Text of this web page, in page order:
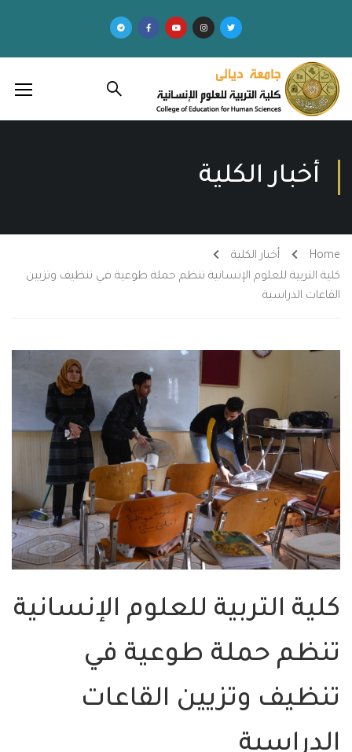
أخبار الكلية
Home
أخبار الكلية
كلية التربية للعلوم الإنسانية تنظم حملة طوعية في تنظيف وتزيين
القاعات الدراسية
كلية التربية للعلوم الإنسانية
تنظم حملة طوعية في
تنظيف وتزيين القاعات
الدراسية